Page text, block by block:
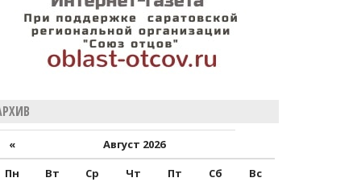
«
Август 2026
Пн
Вт Ср Чт Пт Сб
Вс